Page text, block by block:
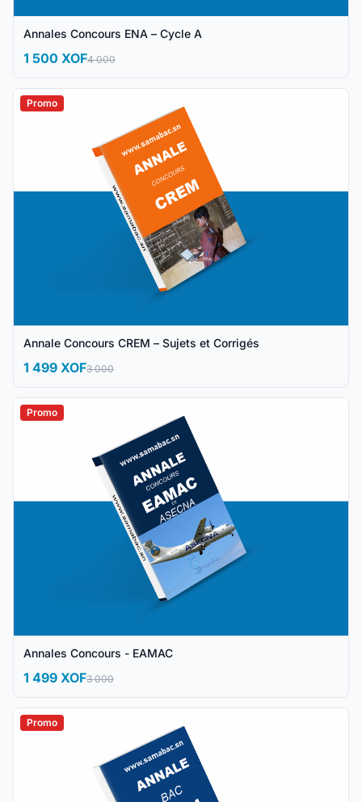
Annales Concours ENA – Cycle A
1 500 XOF4 000
Promo
Annale Concours CREM – Sujets et Corrigés
1 499 XOF3 000
Promo
Annales Concours - EAMAC
1 499 XOF3 000
Promo